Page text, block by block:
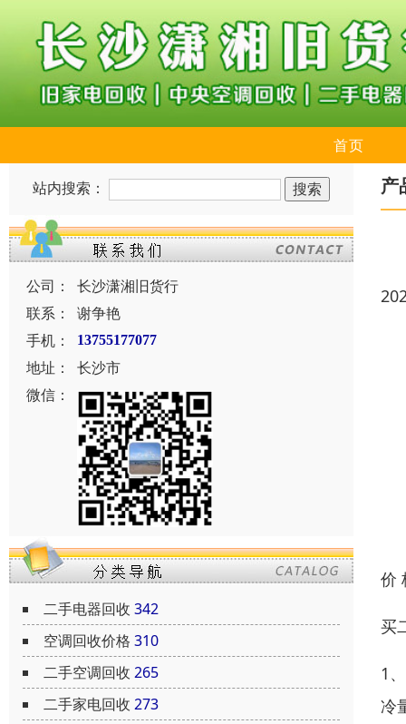
首页
站内搜索：
公司：
长沙潇湘旧货行
联系：
谢争艳
手机：
13755177077
地址：
长沙市
微信：
二手电器回收 342
空调回收价格 310
二手空调回收 265
二手家电回收 273
产
价
买
1
冷